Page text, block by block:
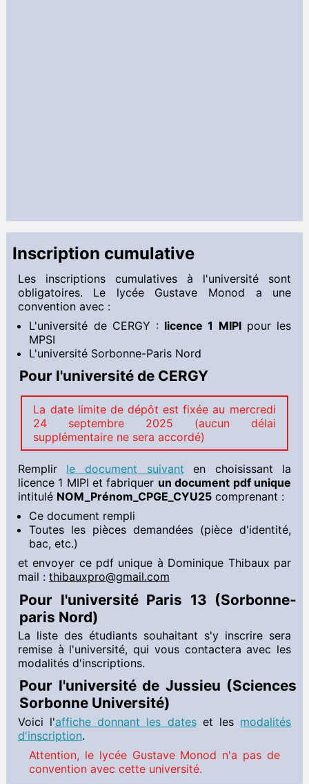
Inscription cumulative
Les inscriptions cumulatives à l'université sont
obligatoires. Le lycée Gustave Monod a une
convention avec :
L'université de CERGY : licence 1 MIPIpour les
MPSI
L'université Sorbonne-Paris Nord
Pour l'université de CERGY
La date limite de dépôt est fixée au mercredi
24 septembre 2025 (aucun délai
supplémentaire ne sera accordé)
Remplir le document suivant en choisissant la
licence 1 MIPI et fabriquer un document pdf unique
intitulé NOM_Prénom_CPGE_CYU25comprenant :
Ce document rempli
Toutes les pièces demandées (pièce d'identité,
bac, etc.)
et envoyer ce pdf unique à Dominique Thibaux par
mail : thibauxpro@gmail.com
Pour l'université Paris 13 (Sorbonne-
paris Nord)
La liste des étudiants souhaitant s'y inscrire sera
remise à l'université, qui vous contactera avec les
modalités d'inscriptions.
Pour l'université de Jussieu (Sciences
Sorbonne Université)
Voici l'affiche donnant les dateset les modalités
d'inscription.
Attention, le lycée Gustave Monod n'a pas de
convention avec cette université.